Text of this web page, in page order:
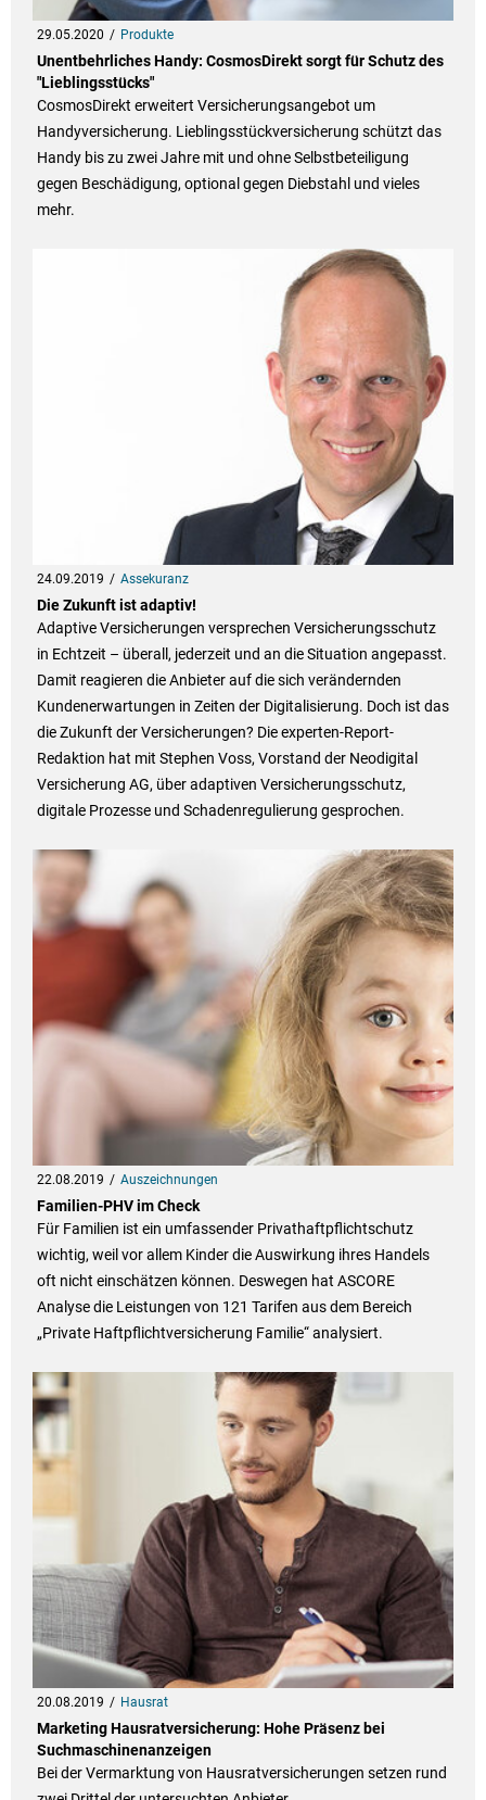
29.05.2020 Produkte
Unentbehrliches Handy: CosmosDirekt sorgt für Schutz des
"Lieblingsstücks"
CosmosDirekt erweitert Versicherungsangebot um
Handyversicherung. Lieblingsstückversicherung schützt das
Handy bis zu zwei Jahre mit und ohne Selbstbeteiligung
gegen Beschädigung, optional gegen Diebstahl und vieles
mehr.
24.09.2019 Assekuranz
Die Zukunft ist adaptiv!
Adaptive Versicherungen versprechen Versicherungsschutz
in Echtzeit – überall, jederzeit und an die Situation angepasst.
Damit reagieren die Anbieter auf die sich verändernden
Kundenerwartungen in Zeiten der Digitalisierung. Doch ist das
die Zukunft der Versicherungen? Die experten-Report-
Redaktion hat mit Stephen Voss, Vorstand der Neodigital
Versicherung AG, über adaptiven Versicherungsschutz,
digitale Prozesse und Schadenregulierung gesprochen.
22.08.2019 Auszeichnungen
Familien-PHV im Check
Für Familien ist ein umfassender Privathaftpflichtschutz
wichtig, weil vor allem Kinder die Auswirkung ihres Handels
oft nicht einschätzen können. Deswegen hat ASCORE
Analyse die Leistungen von 121 Tarifen aus dem Bereich
„Private Haftpflichtversicherung Familie“ analysiert.
20.08.2019 Hausrat
Marketing Hausratversicherung: Hohe Präsenz bei
Suchmaschinenanzeigen
Bei der Vermarktung von Hausratversicherungen setzen rund